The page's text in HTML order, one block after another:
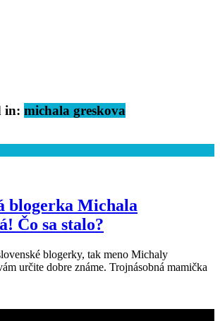
in: michala greskova
blogerka Michala
Čo sa stalo?
blogerky, tak meno Michaly
určite dobre známe. Trojnásobná mamička